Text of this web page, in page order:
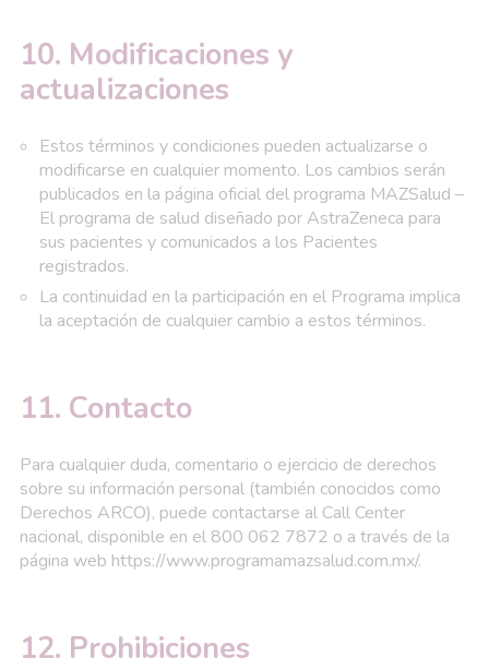
10. Modificaciones y
actualizaciones
Estos términos y condiciones pueden actualizarse o
modificarse en cualquier momento. Los cambios serán
publicados en la página oficial del programa MAZSalud –
El programa de salud diseñado por AstraZeneca para
sus pacientes y comunicados a los Pacientes
registrados.
La continuidad en la participación en el Programa implica
la aceptación de cualquier cambio a estos términos.
11. Contacto
Para cualquier duda, comentario o ejercicio de derechos
sobre su información personal (también conocidos como
Derechos ARCO), puede contactarse al Call Center
nacional, disponible en el 800 062 7872 o a través de la
página web https://www.programamazsalud.com.mx/.
12. Prohibiciones